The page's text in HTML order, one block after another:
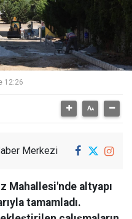
12:26
Merkezi
Mahallesi'nde altyapı
tamamladı.